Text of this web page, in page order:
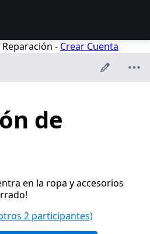
- Crear Cuenta
de
en la ropa y accesorios
2 participantes)